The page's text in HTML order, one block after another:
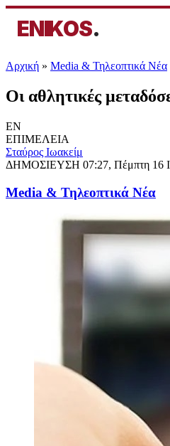
ENIKOS.
Αρχική » Media & Τηλεοπτικά Νέα
Οι αθλητικές
EN
ΕΠΙΜΕΛΕΙΑ
Σταύρος Ιωακείμ
ΔΗΜΟΣΙΕΥΣΗ 07:27, Πέμπτη 16
Media & Τηλεοπτικά Νέα